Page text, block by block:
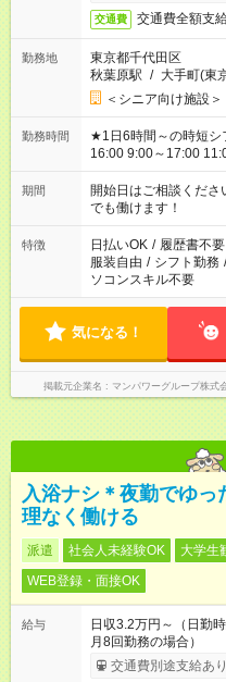
交通費 交通費全額支
勤務地
東京都千代田区
秋葉原駅 / 大手町(東
＜シニア向け施設＞
勤務時間
★1日6時間～の時短シフトOK ★スタート時間選
16:00 9:00～17:00 11:00～
場合、他のお仕事と
ん ※法令に基づき、週
となります ※労働者派
短時間・短期間の就業
期間
開始日はご相談くだ
でも働けます！
特徴 日払いOK / 履歴書不要
服装自由 / シフト勤務 /
ソコンスキル不要
気になる！
掲載元企業名 マンパワーグループ株
入浴ナシ＊夜勤でゆ
理なく働ける
派遣 社会人未経験OK 大学生
WEB登録・面接OK
給与
日収3.2万円～（日勤
月8回勤務の場合）
交通費別途支給あり